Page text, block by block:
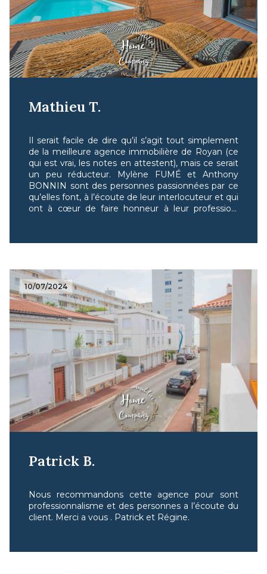
Mathieu T.
Il serait facile de dire qu’il s’agit tout simplement
de la meilleure agence immobilière de Royan (ce
qui est vrai, les notes en attestent), mais ce serait
un peu réducteur. Mylène FUMÉ et Anthony
BONNIN sont des personnes passionnées par ce
qu’elles font, à l’écoute de leur interlocuteur et qui
ont à cœur de faire honneur à leur profession.
différentes péripéties et les remercier
10/07/2024
Patrick B.
Nous recommandons cette agence pour sont
professionnalisme et des personnes a l’écoute du
client. Merci a vous . Patrick et Régine.